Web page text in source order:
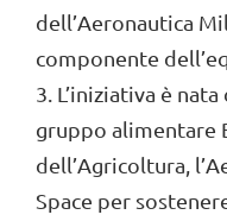
dell’Aeronautica
componente
3. L’iniziativa è
gruppo alimentare
dell’Agricoltura,
Space per